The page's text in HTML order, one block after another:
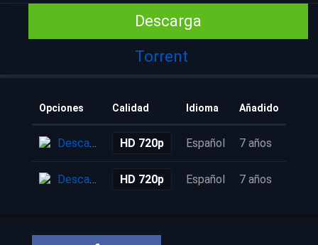
Descarga
Torrent
Opciones Calidad Idioma Añadido
Descarga HD 720p Español 7 años
Descarga HD 720p Español 7 años